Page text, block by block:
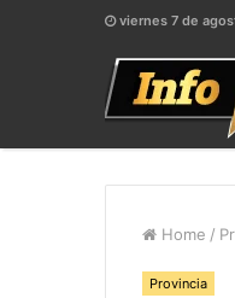
viernes 7 de
Home /
Provincia